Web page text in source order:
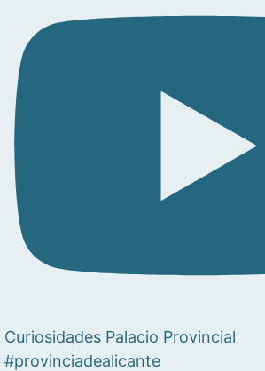
Curiosidades Palacio Provincial
#provinciadealicante